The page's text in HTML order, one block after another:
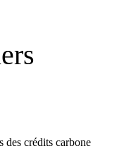
des crédits carbone